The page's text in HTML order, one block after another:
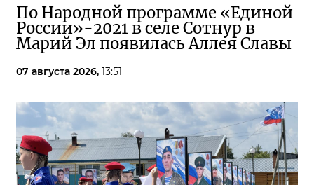
По Народной программе «Единой
России»-2021 в селе Сотнур в
Марий Эл появилась Аллея Славы
07 августа 2026, 13:51